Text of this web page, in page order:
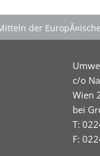
der
c/o
Wien
bei
T:
F: